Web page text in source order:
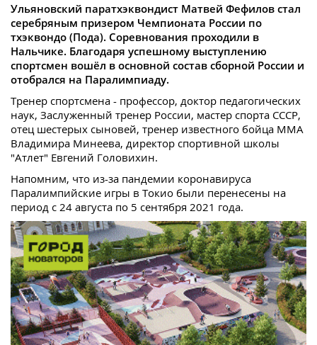
Ульяновский паратхэквондист Матвей Фефилов стал
серебряным призером Чемпионата России по
тхэквондо (Пода). Соревнования проходили в
Нальчике. Благодаря успешному выступлению
спортсмен вошёл в основной состав сборной России и
отобрался на Паралимпиаду.
Тренер спортсмена - профессор, доктор педагогических
наук, Заслуженный тренер России, мастер спорта СССР,
отец шестерых сыновей, тренер известного бойца ММА
Владимира Минеева, директор спортивной школы
"Атлет" Евгений Головихин.
Напомним, что из-за пандемии коронавируса
Паралимпийские игры в Токио были перенесены на
период с 24 августа по 5 сентября 2021 года.